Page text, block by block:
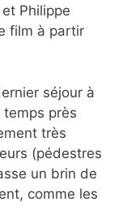
Philippe
film à partir
séjour à
près
très
(pédestres
un brin de
comme les